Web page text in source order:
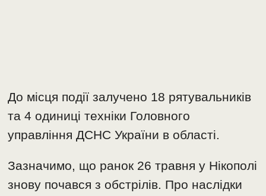
До місця події залучено 18 рятувальників
та 4 одиниці техніки Головного
управління ДСНС України в області.
Зазначимо, що ранок 26 травня у Нікополі
знову почався з обстрілів. Про наслідки